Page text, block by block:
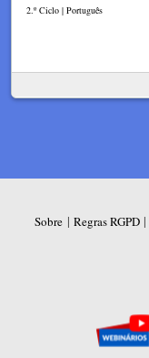
2.º Ciclo | Português
Sobre | Regras RGPD|